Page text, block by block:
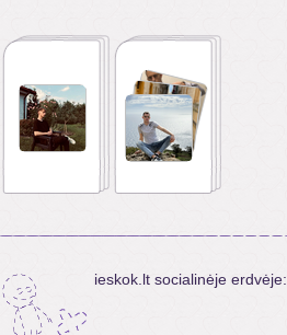
ieskok.lt socialinėje erdvėje: